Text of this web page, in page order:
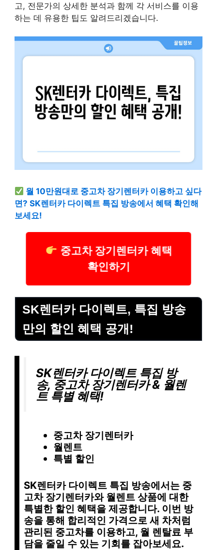
고, 전문가의 상세한 분석과 함께 각 서비스를 이용
하는 데 유용한 팁도 알려드리겠습니다.
월 10만원대로 중고차 장기렌터카 이용하고 싶다
면? SK렌터카 다이렉트 특집 방송에서 혜택 확인해
보세요!
중고차 장기렌터카 혜택
확인하기
SK렌터카 다이렉트, 특집 방송
만의 할인 혜택 공개!
SK렌터카 다이렉트 특집 방
송, 중고차 장기렌터카 & 월렌
트 특별 혜택!
중고차 장기렌터카
월렌트
특별 할인
SK렌터카 다이렉트 특집 방송에서는 중
고차 장기렌터카와 월렌트 상품에 대한
특별한 할인 혜택을 제공합니다. 이번 방
송을 통해 합리적인 가격으로 새 차처럼
관리된 중고차를 이용하고, 월 렌탈료 부
담을 줄일 수 있는 기회를 잡아보세요.